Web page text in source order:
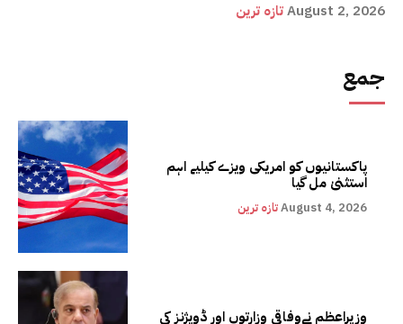
تازہ ترینAugust 2, 2026
جمع
پاکستانیوں کو امریکی ویزے کیلیے اہم
استثنیٰ مل گیا
تازہ ترینAugust 4, 2026
وزیراعظم نےوفاقی وزارتوں اور ڈویژنز کی